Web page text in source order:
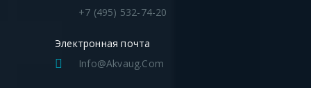
+7 (495) 532-74-20
Электронная почта
Info@akvaug.com